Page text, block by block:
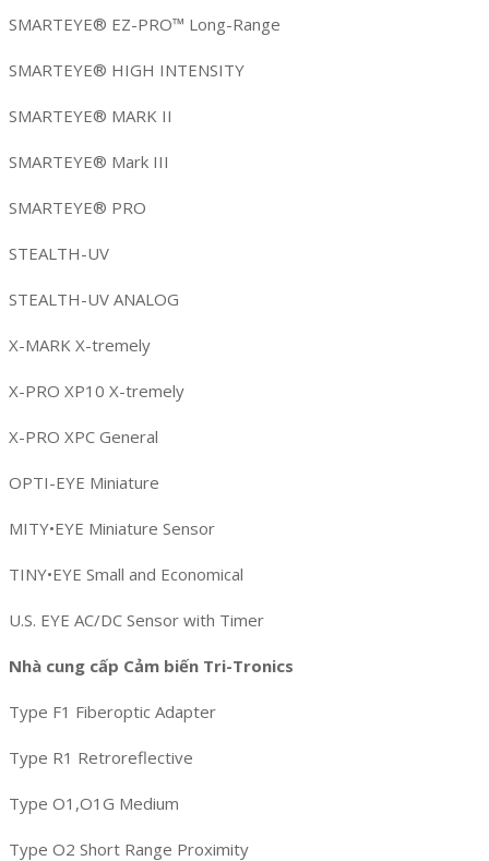
SMARTEYE® EZ-PRO™ Long-Range
SMARTEYE® HIGH INTENSITY
SMARTEYE® MARK II
SMARTEYE® Mark III
SMARTEYE® PRO
STEALTH-UV
STEALTH-UV ANALOG
X-MARK X-tremely
X-PRO XP10 X-tremely
X-PRO XPC General
OPTI-EYE Miniature
MITY•EYE Miniature Sensor
TINY•EYE Small and Economical
U.S. EYE AC/DC Sensor with Timer
Nhà cung cấp Cảm biến Tri-Tronics
Type F1 Fiberoptic Adapter
Type R1 Retroreflective
Type O1,O1G Medium
Type O2 Short Range Proximity